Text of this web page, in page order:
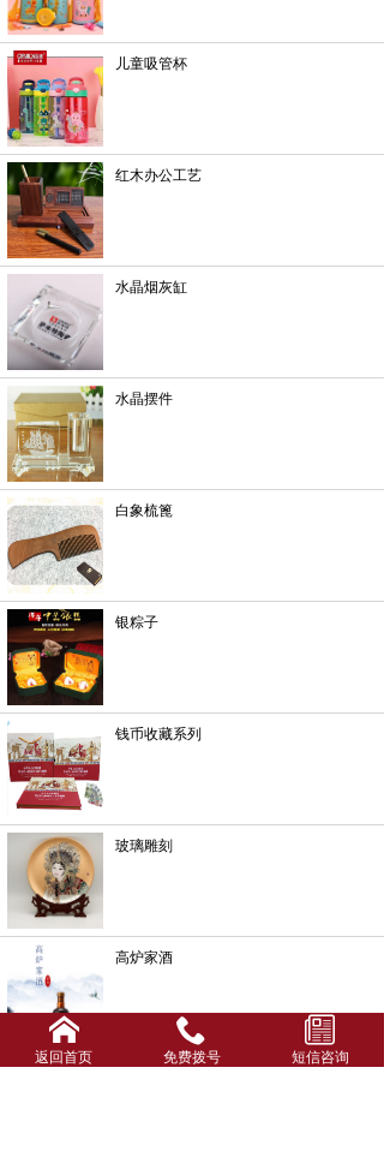
儿童吸管杯
红木办公工艺
水晶烟灰缸
水晶摆件
白象梳篦
银粽子
钱币收藏系列
玻璃雕刻
高炉家酒
酒箱酒盒系列
返回首页 免费拨号 短信咨询